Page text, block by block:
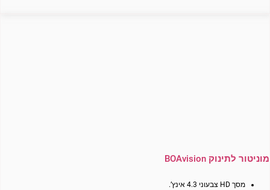
מוניטור לתינוק BOAvision
מסך HD צבעוני 4.3 אינץ’.